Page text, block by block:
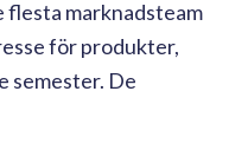
flesta marknadsteam
för produkter,
semester. De